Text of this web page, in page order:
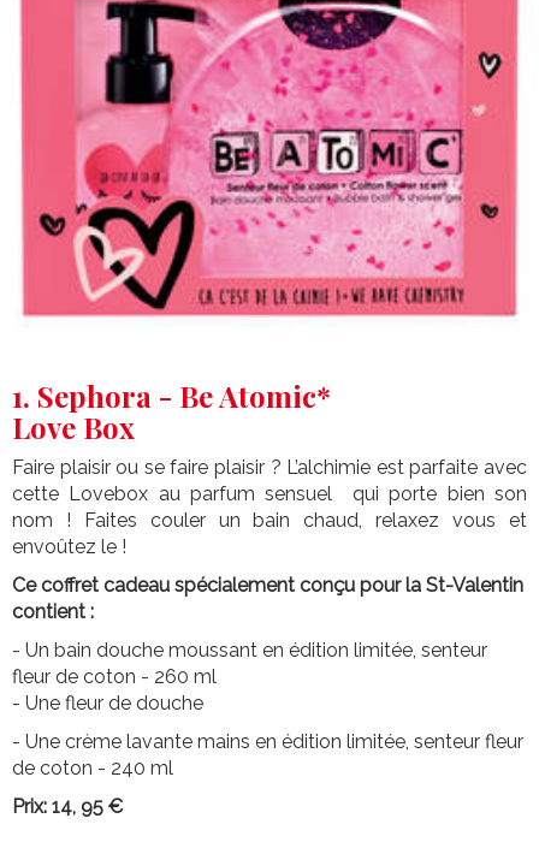
1. Sephora - Be Atomic*
Love Box
Faire plaisir ou se faire plaisir ? L’alchimie est parfaite avec
cette Lovebox au parfum sensuel qui porte bien son
nom ! Faites couler un bain chaud, relaxez vous et
envoûtez le !
Ce coffret cadeau spécialement conçu pour la St-Valentin
contient :
- Un bain douche moussant en édition limitée, senteur
fleur de coton - 260 ml
- Une fleur de douche
- Une crème lavante mains en édition limitée, senteur fleur
de coton - 240 ml
Prix: 14, 95 €